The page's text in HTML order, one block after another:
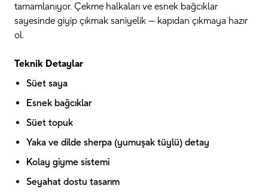
tamamlanıyor. Çekme halkaları ve esnek bağcıklar
sayesinde giyip çıkmak saniyelik — kapıdan çıkmaya hazır
ol.
Teknik Detaylar
Süet saya
Esnek bağcıklar
Süet topuk
Yaka ve dilde sherpa (yumuşak tüylü) detay
Kolay giyme sistemi
Seyahat dostu tasarım